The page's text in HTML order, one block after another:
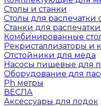
Столы и станки
Столы для распечатки
Станки для распечатки
Комбинированные
Рекристаллизаторы и
Отстойники для мёда
Насосы пищевые для
Оборудование для
Ph метры
ВЁСЛА
Аксессуары для лодок